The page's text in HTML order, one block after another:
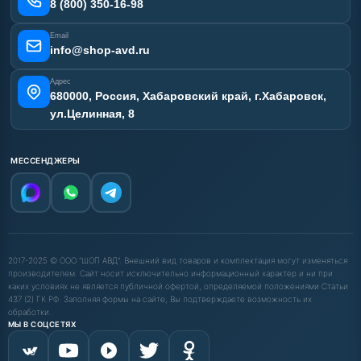
8 (800) 350-16-98
Email
info@shop-avd.ru
Адрес
680000, Россия, Хабаровский край, г.Хабаровск,
ул.Целинная, 8
МЕССЕНДЖЕРЫ
2017-2025 © ООО "ШОП АВД". Внешний вид товаров и комплектация могут изменяться
производителем. Сайт носит исключительно информационный характер и ни при
каких условиях не является публичной офертой, определяемой положениями Статьи
437 (2) ГК РФ. Заполняя формы на сайте, Вы подтверждаете возможность их
обработки.
МЫ В СОЦСЕТЯХ